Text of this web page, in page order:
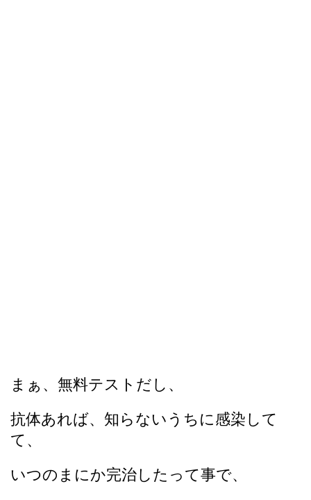
まぁ、無料テストだし、
抗体あれば、知らないうちに感染して
て、
いつのまにか完治したって事で、